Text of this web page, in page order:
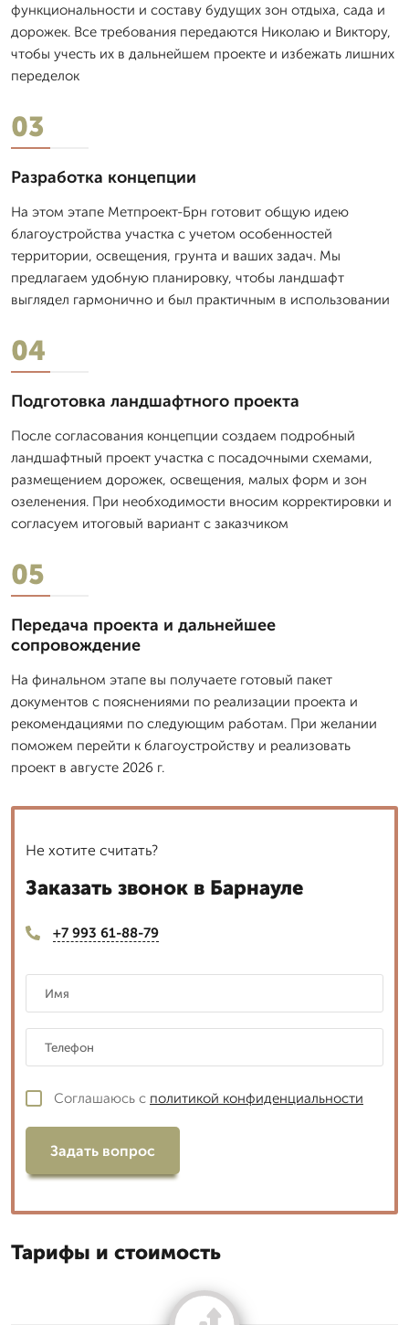
функциональности и составу будущих зон отдыха, сада и
дорожек. Все требования передаются Николаю и Виктору,
чтобы учесть их в дальнейшем проекте и избежать лишних
переделок
03
Разработка концепции
На этом этапе Метпроект-Брн готовит общую идею
благоустройства участка с учетом особенностей
территории, освещения, грунта и ваших задач. Мы
предлагаем удобную планировку, чтобы ландшафт
выглядел гармонично и был практичным в использовании
04
Подготовка ландшафтного проекта
После согласования концепции создаем подробный
ландшафтный проект участка с посадочными схемами,
размещением дорожек, освещения, малых форм и зон
озеленения. При необходимости вносим корректировки и
согласуем итоговый вариант с заказчиком
05
Передача проекта и дальнейшее
сопровождение
На финальном этапе вы получаете готовый пакет
документов с пояснениями по реализации проекта и
рекомендациями по следующим работам. При желании
поможем перейти к благоустройству и реализовать
проект в августе 2026 г.
Не хотите считать?
Заказать звонок в Барнауле
+7 993 61-88-79
Соглашаюсь с политикой конфиденциальности
Задать вопрос
Тарифы и стоимость